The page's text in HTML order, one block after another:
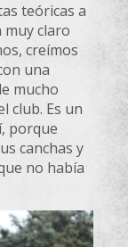
teóricas a
claro
creímos
una
mucho
club. Es un
porque
canchas y
no había